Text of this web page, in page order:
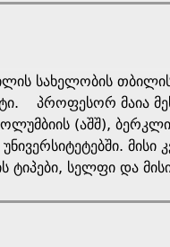
სახელობის
პროფესორ მაია
(აშშ),
სელფი და